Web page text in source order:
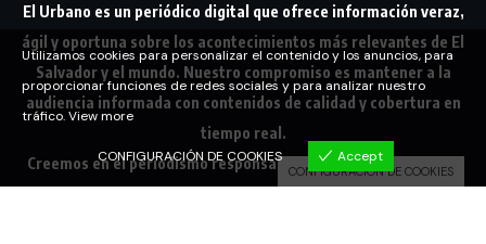
El Urbano es un periódico digital que ofrece información veraz,
ágil y oportuna sobre los acontecimientos más relevantes de El
Salvador y el mundo. Nuestro compromiso es mantener a la
audiencia informada con contenidos de calidad y cobertura en
tiempo real.
Creemos en el periodismo responsable, conectando a nuestra
Utilizamos cookies para personalizar el contenido y los anuncios, para
proporcionar funciones de redes sociales y para analizar nuestro
tráfico.View more
CONFIGURACIÓN DE COOKIES Accept
CONFIGURACIÓN DE COOKIES